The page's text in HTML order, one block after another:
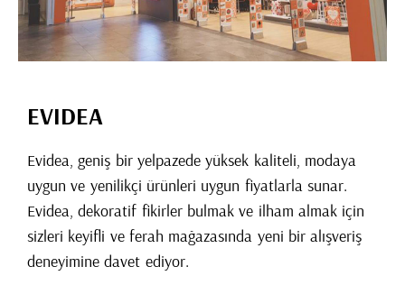
EVIDEA
Evidea, geniş bir yelpazede yüksek kaliteli, modaya
uygun ve yenilikçi ürünleri uygun fiyatlarla sunar.
Evidea, dekoratif fikirler bulmak ve ilham almak için
sizleri keyifli ve ferah mağazasında yeni bir alışveriş
deneyimine davet ediyor.